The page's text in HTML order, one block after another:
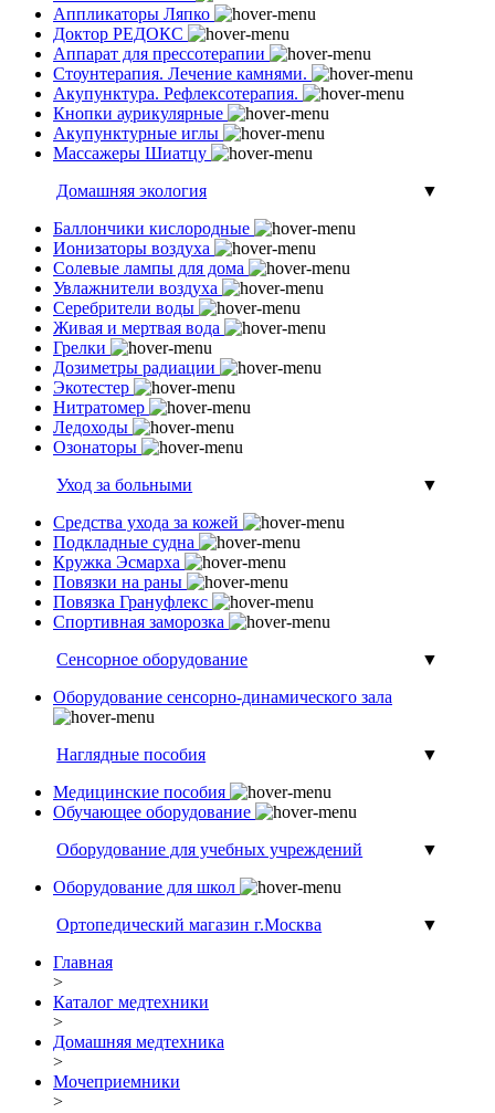
Аппликаторы Ляпко
Доктор РЕДОКС
Аппарат для прессотерапии
Стоунтерапия. Лечение камнями.
Акупунктура. Рефлексотерапия.
Кнопки аурикулярные
Акупунктурные иглы
Массажеры Шиатцу
Домашняя экология
▼
Баллончики кислородные
Ионизаторы воздуха
Солевые лампы для дома
Увлажнители воздуха
Серебрители воды
Живая и мертвая вода
Грелки
Дозиметры радиации
Экотестер
Нитратомер
Ледоходы
Озонаторы
Уход за больными
▼
Средства ухода за кожей
Подкладные судна
Кружка Эсмарха
Повязки на раны
Повязка Грануфлекс
Спортивная заморозка
Сенсорное оборудование
▼
Оборудование сенсорно-динамического зала
Наглядные пособия
▼
Медицинские пособия
Обучающее оборудование
Оборудование для учебных учреждений
▼
Оборудование для школ
Ортопедический магазин г.Москва
▼
Главная
>
Каталог медтехники
>
Домашняя медтехника
>
Мочеприемники
>